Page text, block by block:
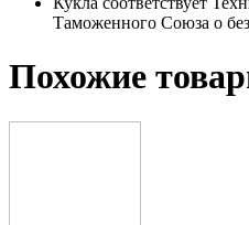
Таможенного Союза о
Похожие